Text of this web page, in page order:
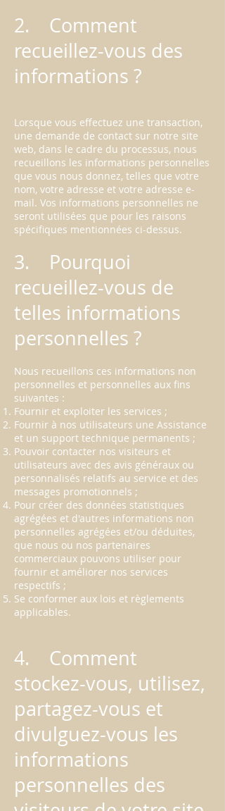
2. Comment
recueillez-vous des
informations ?
Lorsque vous effectuez une transaction,
une demande de contact sur notre site
web, dans le cadre du processus, nous
recueillons les informations personnelles
que vous nous donnez, telles que votre
nom, votre adresse et votre adresse e-
mail. Vos informations personnelles ne
seront utilisées que pour les raisons
spécifiques mentionnées ci-dessus.
3. Pourquoi
recueillez-vous de
telles informations
personnelles ?
Nous recueillons ces informations non
personnelles et personnelles aux fins
suivantes :
Fournir et exploiter les services ;
Fournir à nos utilisateurs une Assistance
et un support technique permanents ;
Pouvoir contacter nos visiteurs et
utilisateurs avec des avis généraux ou
personnalisés relatifs au service et des
messages promotionnels ;
Pour créer des données statistiques
agrégées et d'autres informations non
personnelles agrégées et/ou déduites,
que nous ou nos partenaires
commerciaux pouvons utiliser pour
fournir et améliorer nos services
respectifs ;
Se conformer aux lois et règlements
applicables.
4. Comment
stockez-vous, utilisez,
partagez-vous et
divulguez-vous les
informations
personnelles des